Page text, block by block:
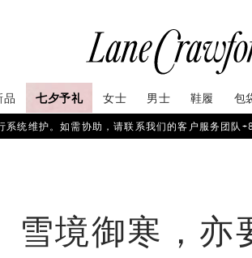
品 七夕予礼 女士 男士 鞋履 包
统维护。如需协助，请联系我们的客户服务团队
雪境御寒，亦